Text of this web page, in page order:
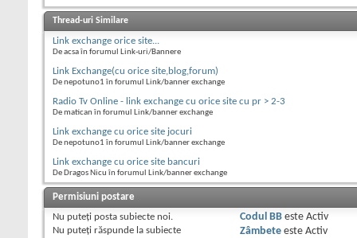
Thread-uri Similare
Link exchange orice site...
De acsa în forumul Link-uri/Bannere
Link Exchange(cu orice site,blog,forum)
De nepotuno1 în forumul Link/banner exchange
Radio Tv Online - link exchange cu orice site cu pr > 2-3
De matican în forumul Link/banner exchange
Link exchange cu orice site jocuri
De nepotuno1 în forumul Link/banner exchange
Link exchange cu orice site bancuri
De Dragos Nicu în forumul Link/banner exchange
Permisiuni postare
Nu puteţi posta subiecte noi.
Nu puteţi răspunde la subiecte
Codul BBeste Activ
Zâmbeteeste Activ